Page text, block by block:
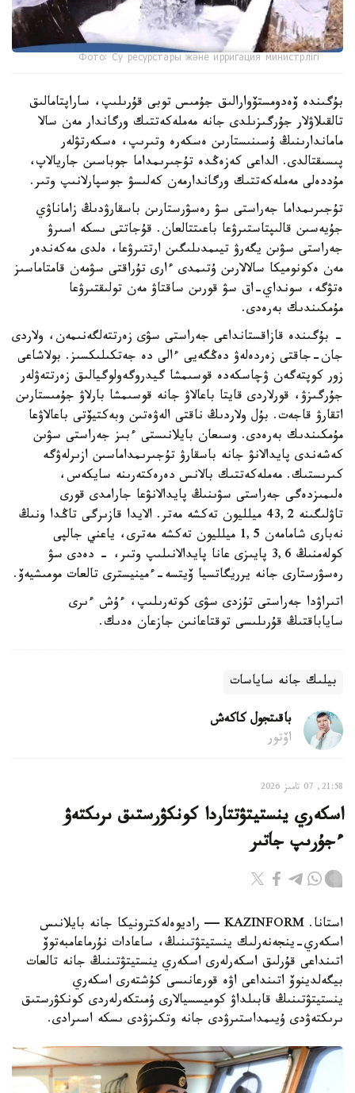
Фото: Су ресурстары және ирригация министрлігі
بۇگىندە ۆەدومستۆوارالىق جۇمىس توبى قۇرىلىپ، ساراپتامالىق
تالقىلاۋلار جۇرگىزىلدى جانە مەملەكەتتىك ورگاندار مەن سالا
ماماندارىنىڭ ۇسىنىستارىن ەسكەرە وتىرىپ، ەسكەرتۋلەر
پىسىقتالدى. الداعى كەزەڭدە تۇجىرىمداما جوباسىن جاريالاپ،
مۇددەلى مەملەكەتتىك ورگاندارمەن كەلىسۋ جوسپارلانىپ وتىر.
تۇجىرىمداما جەراستى سۋ رەسۋرستارىن باسقارۋدىڭ زاماناۋي
جۇيەسىن قالىپتاستىرۋعا باعىتتالعان. قۇجاتتى ىسكە اسىرۋ
جەراستى سۋىن يگەرۋ تيىمدىلىگىن ارتتىرۋعا، ەلدى مەكەندەر
مەن ەكونوميكا سالالارىن ۇتىمدى ءارى تۇراقتى سۋمەن قامتاماسىز
ەتۋگە، سونداي-اق سۋ قورىن ساقتاۋ مەن تولىقتىرۋعا
مۇمكىندىك بەرەدى.
- بۇگىندە قازاقستانداعى جەراستى سۋى زەرتتەلگەنىمەن، ولاردى
جان-جاقتى زەردەلەۋ دەڭگەيى ءالى دە جەتكىلىكسىز. بولاشاعى
زور كوپتەگەن ۋچاسكەدە قوسىمشا گيدروگەولوگيالىق زەرتتەۋلەر
جۇرگىزۋ، قورلاردى قايتا باعالاۋ جانە قوسىمشا بارلاۋ جۇمىستارىن
اتقارۋ قاجەت. بۇل ولاردىڭ ناقتى الەۋەتىن وبەكتيۆتى باعالاۋعا
مۇمكىندىك بەرەدى. وسىعان بايلانىستى ءبىز جەراستى سۋىن
كەشەندى پايدالانۋ جانە باسقارۋ تۇجىرىمداماسىن ازىرلەۋگە
كىرىستىك. مەملەكەتتىك بالانس دەرەكتەرىنە سايكەس،
ەلىمىزدەگى جەراستى سۋىنىڭ پايدالانۋعا جارامدى قورى
تاۋلىگىنە 43,2 ميلليون تەكشە مەتر. الايدا قازىرگى تاڭدا ونىڭ
نەبارى شامامەن 1,5 ميلليون تەكشە مەترى، ياعني جالپى
كولەمنىڭ 3,6 پايىزى عانا پايدالانىلىپ وتىر، - دەدى سۋ
رەسۋرستارى جانە يرريگاتسيا ۆيتسە-ءمينيسترى تالعات مومىشيەۆ.
اتىراۋدا جەراستى تۇزدى سۋى كوتەرىلىپ، ءۇش ءىرى
ساياباقتىڭ قۇرىلىسى توقتاعانىن جازعان ەدىك.
بيلىك جانە ساياسات
باقىتجول كاكەش
اۆتور
21:58, 07 تامىز 2026
اسكەري ينستيتۋتتاردا كونكۋرستىق ىرىكتەۋ
ءجۇرىپ جاتىر
استانا. KAZINFORM — راديوەلەكترونيكا جانە بايلانىس
اسكەري-ينجەنەرلىك ينستيتۋتىنىڭ، ساعادات نۇرماعامبەتوۆ
اتىنداعى قۇرلىق اسكەرلەرى اسكەري ينستيتۋتىنىڭ جانە تالعات
بيگەلدينوۆ اتىنداعى اۋە قورعانىسى كۇشتەرى اسكەري
ينستيتۋتىنىڭ قابىلداۋ كوميسسيالارى ۇمىتكەرلەردى كونكۋرستىق
ىرىكتەۋدى ۇيىمداستىرۋدى جانە وتكىزۋدى ىسكە اسىرادى.